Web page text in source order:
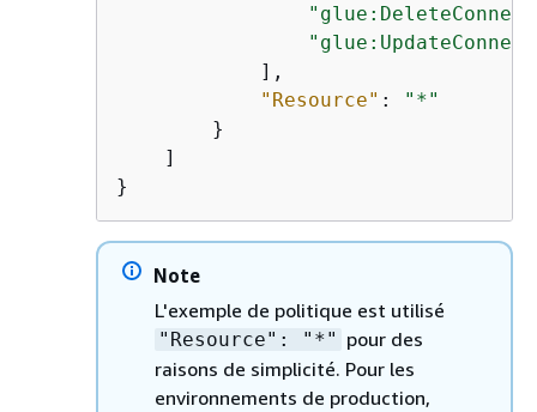
            ],
"Resource" :
"*"
        }
    ]
}
Note
L'exemple de politique est utilisé
"Resource": "*" pour des
raisons de simplicité. Pour les
environnements de production,